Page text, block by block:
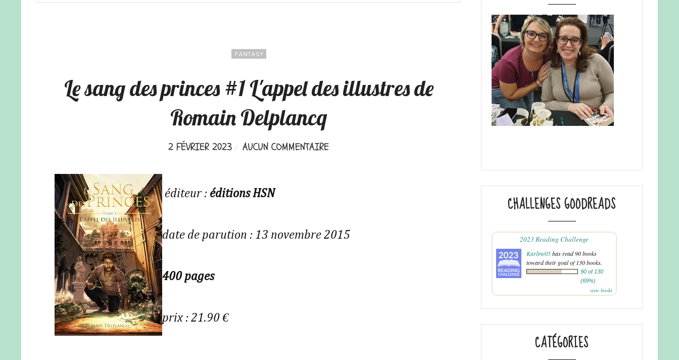
FANTASY
Le sang des princes #1 L'appel des illustres de
Romain Delplancq
2 FÉVRIER 2023 AUCUN COMMENTAIRE
éditeur : éditions HSN
date de parution : 13 novembre 2015
400 pages
prix : 21.90 €
CHALLENGES GOODREADS
2023 Reading Challenge
Karline05has read 90 books
toward their goal of 130 books.
90 of 130
(69%)
view books
CATÉGORIES